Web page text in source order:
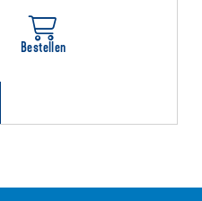
Bestellen